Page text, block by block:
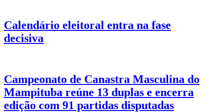
Calendário eleitoral entra na fase
decisiva
Campeonato de Canastra Masculina do
Mampituba reúne 13 duplas e encerra
edição com 91 partidas disputadas